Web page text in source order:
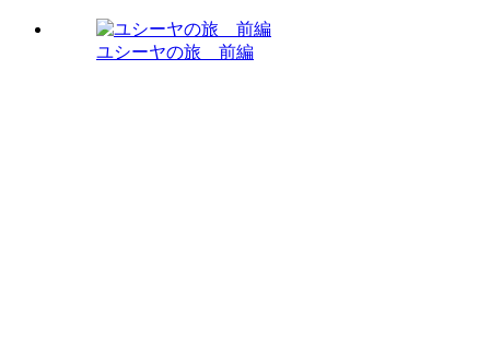
ユシーヤの旅 前編